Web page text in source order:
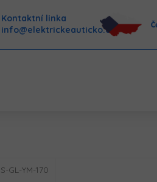
Kontaktní linka
info@elektrickeauticko.cz
S-GL-YM-170